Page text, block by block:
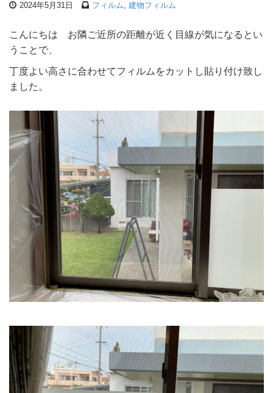
2024年5月31日 フィルム, 建物フィルム
こんにちは お隣ご近所の距離が近く目線が気になるとい
うことで、
丁度よい高さに合わせてフィルムをカットし貼り付け致し
ました。